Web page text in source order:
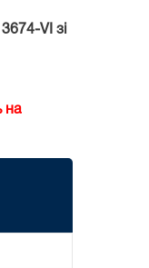
VI зі
на